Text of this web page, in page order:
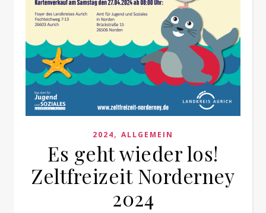
2024, ALLGEMEIN
Es geht wieder los!
Zeltfreizeit Norderney
2024